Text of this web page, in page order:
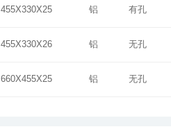
455X330X25 铝 有孔
455X330X26 铝 无孔
660X455X25 铝 无孔